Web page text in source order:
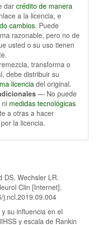
darcrédito de manera
a la licencia, e
cambios. Puede
razonable, pero no de
usted o su uso tienen
transforma o
debe distribuir su
licencia del original.
— No puede
ni medidas tecnológicas
a otras a hacer
la licencia.
DS, Wechsler LR.
Clin [Internet].
j.ncl.2019.09.004
su influencia en el
y escala de Rankin